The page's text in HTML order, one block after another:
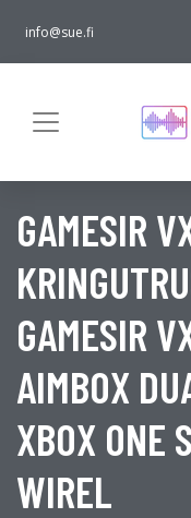
info@sue.fi
GAMESIR
GAMESIR
AIMBOX
XBOX ONE
WIREL